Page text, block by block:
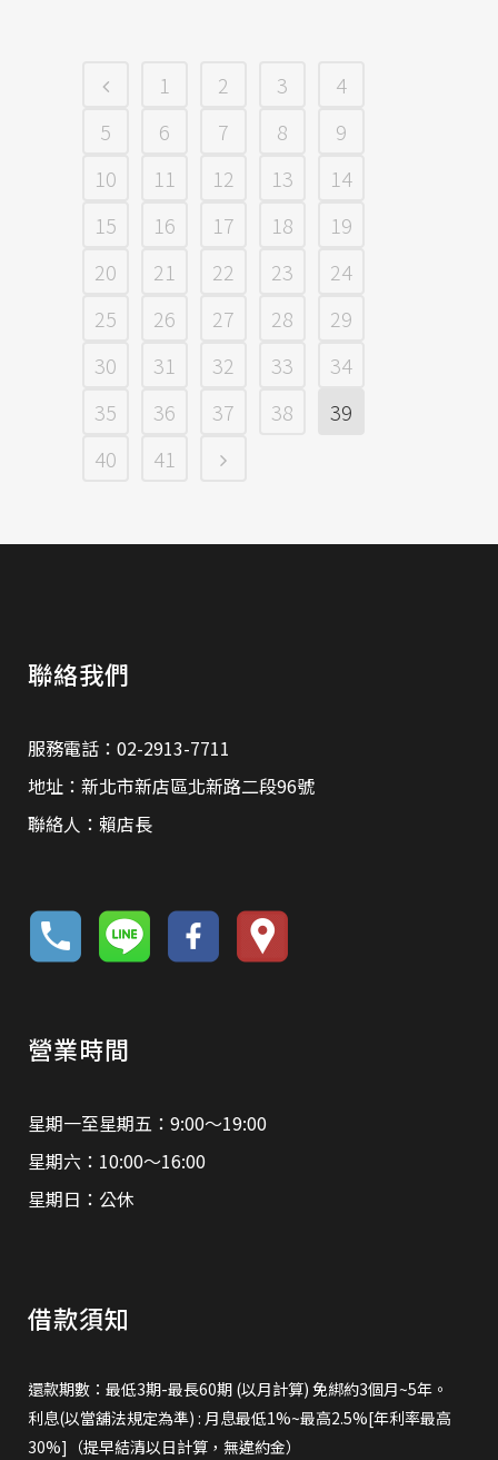
1 2 3
4
5
6 7 8
9
10
11 12 13
14
15
16 17 18
19
20
21 22 23
24
25
26 27 28
29
30
31 32 33
34
35
36 37 38
39
40
41
聯絡我們
服務電話：02-2913-7711
地址：新北市新店區北新路二段96號
聯絡人：賴店長
營業時間
星期一至星期五：9:00～19:00
星期六：10:00～16:00
星期日：公休
借款須知
還款期數：最低3期-最長60期 (以月計算) 免綁約3個月~5年。
利息(以當舖法規定為準) : 月息最低1%~最高2.5%[年利率最高
30%]（提早結清以日計算，無違約金）